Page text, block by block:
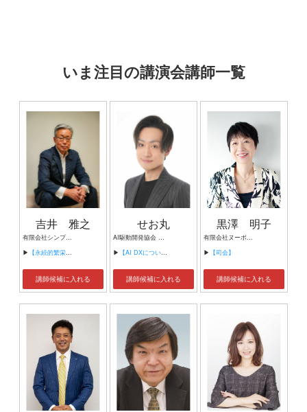
いま注目の講演会講師一覧
吉井 雅之
有限会社シンプルタスク 代表取締役 習慣形成コンサルタント
▶ 【永続的繁栄の組織づくり】
講師候補に入れる
せお丸
AI駆動開発協会 代表理事 サイバーフリークス株式会社 代表取締役
▶ 【AI DXについて】
講師候補に入れる
黒澤 明子
有限会社ヌーボヌール代表取締役
▶ 【司会】
講師候補に入れる